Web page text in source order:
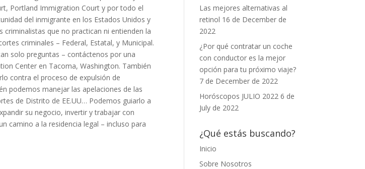
Portland Immigration Court y por todo el
del inmigrante en los Estados Unidos y
que no practican ni entienden la
criminales – Federal, Estatal, y Municipal.
solo preguntas – contáctenos por una
Center en Tacoma, Washington. También
contra el proceso de expulsión de
podemos manejar las apelaciones de las
de Distrito de EE.UU… Podemos guiarlo a
su negocio, invertir y trabajar con
camino a la residencia legal – incluso para
Las mejores alternativas al
retinol 16 de December de
2022
¿Por qué contratar un coche
con conductor es la mejor
opción para tu próximo viaje?
7 de December de 2022
Horóscopos JULIO 2022 6 de
July de 2022
¿Qué estás buscando?
Inicio
Sobre Nosotros